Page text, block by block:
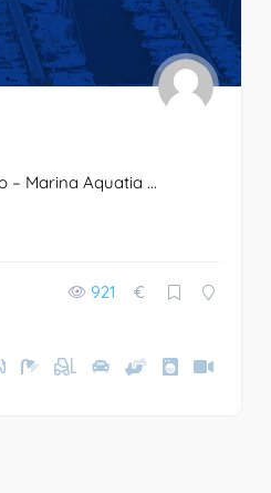
– Marina Aquatia ...
921 €